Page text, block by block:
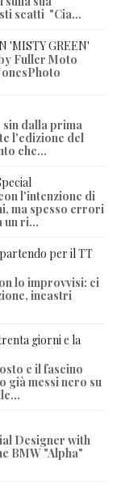
scatti "Cia...
'MISTY GREEN'
Fuller Moto
sin dalla prima
l'edizione del
che...
l'intenzione di
ma spesso errori
un ri...
per il TT
lo improvvisi: ci
incastri
giorni e la
e il fascino
già messi nero su
Designer with
BMW "Alpha"